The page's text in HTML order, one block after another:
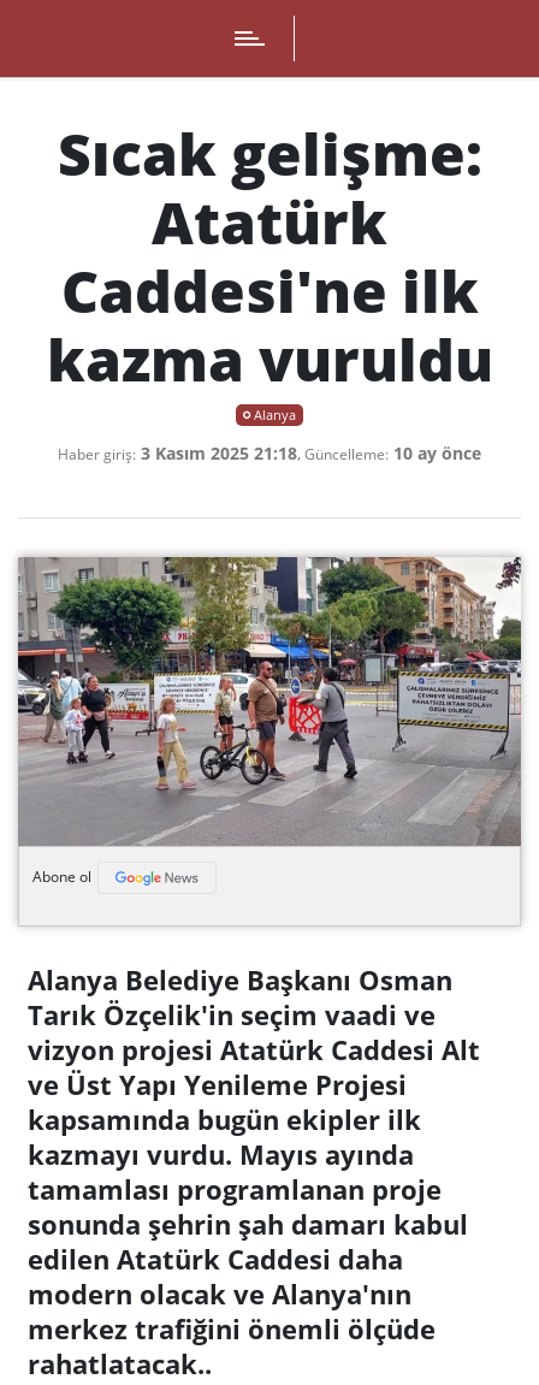
Sıcak gelişme:
Atatürk
Caddesi'ne ilk
kazma vuruldu
Alanya
Haber giriş: 3 Kasım 2025 21:18, Güncelleme: 10 ay önce
Abone ol
Alanya Belediye Başkanı Osman
Tarık Özçelik'in seçim vaadi ve
vizyon projesi Atatürk Caddesi Alt
ve Üst Yapı Yenileme Projesi
kapsamında bugün ekipler ilk
kazmayı vurdu. Mayıs ayında
tamamlası programlanan proje
sonunda şehrin şah damarı kabul
edilen Atatürk Caddesi daha
modern olacak ve Alanya'nın
merkez trafiğini önemli ölçüde
rahatlatacak..